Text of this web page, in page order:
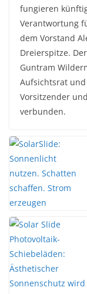
fungieren
Verantwortung
dem Vorstand
Dreierspitze.
Guntram
Aufsichtsrat
Vorsitzender
verbunden.